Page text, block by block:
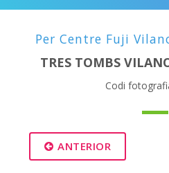
Per Centre Fuji
TRES TOMBS
Codi
ANTERIOR